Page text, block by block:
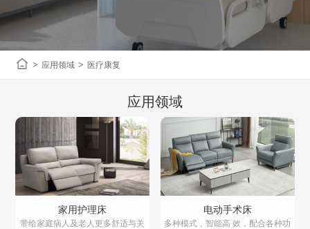
> 应用领域 > 医疗康复
应用领域
家用护理床
带给家庭病人及老人更多舒适与关
电动手术床
多种模式，智能高 效，配合各种功